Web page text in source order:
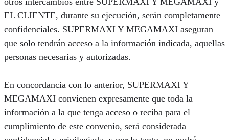
EL CLIENTE, durante su ejecución, serán completamente
confidenciales. SUPERMAXI Y MEGAMAXI aseguran
que solo tendrán acceso a la información indicada, aquellas
personas necesarias y autorizadas.
En concordancia con lo anterior, SUPERMAXI Y
MEGAMAXI convienen expresamente que toda la
información a la que tenga acceso o reciba para el
cumplimiento de este convenio, será considerada